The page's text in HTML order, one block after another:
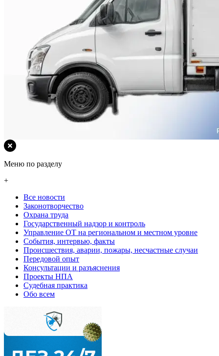
Меню по разделу
+
Все новости
Законотворчество
Охрана труда
Государственный надзор и контроль
Управление ОТ на региональном и местном уровне
События, интервью, факты
Происшествия, аварии, пожары, несчастные случаи
Передовой опыт
Консультации и разъяснения
Проекты НПА
Судебная практика
Обо всем